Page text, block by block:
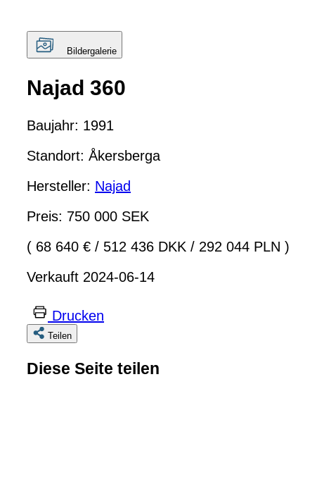
Bildergalerie
Najad 360
Baujahr: 1991
Standort: Åkersberga
Hersteller: Najad
Preis: 750 000 SEK
( 68 640 € / 512 436 DKK / 292 044 PLN )
Verkauft 2024-06-14
Drucken
Teilen
Diese Seite teilen